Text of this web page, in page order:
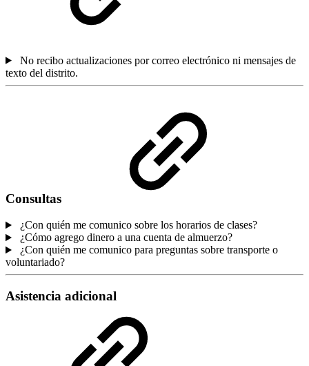
No recibo actualizaciones por correo electrónico ni mensajes de
texto del distrito.
Consultas
¿Con quién me comunico sobre los horarios de clases?
¿Cómo agrego dinero a una cuenta de almuerzo?
¿Con quién me comunico para preguntas sobre transporte o
voluntariado?
Asistencia adicional